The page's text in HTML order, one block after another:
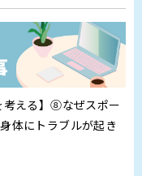
考える】⑧なぜスポー
体にトラブルが起き